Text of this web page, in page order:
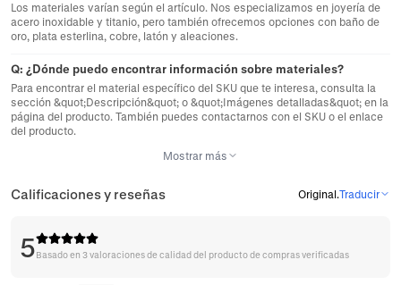
Los materiales varían según el artículo. Nos especializamos en joyería de
acero inoxidable y titanio, pero también ofrecemos opciones con baño de
oro, plata esterlina, cobre, latón y aleaciones.
Q: ¿Dónde puedo encontrar información sobre materiales?
Para encontrar el material específico del SKU que te interesa, consulta la
sección &quot;Descripción&quot; o &quot;Imágenes detalladas&quot; en la
página del producto. También puedes contactarnos con el SKU o el enlace
del producto.
Mostrar más
Calificaciones y reseñas Original.Traducir
5Basado en 3 valoraciones de calidad del producto de compras verificadas